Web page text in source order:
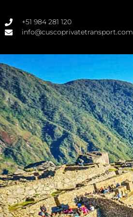
+51 984 281 120
info@cuscoprivatetransport.com